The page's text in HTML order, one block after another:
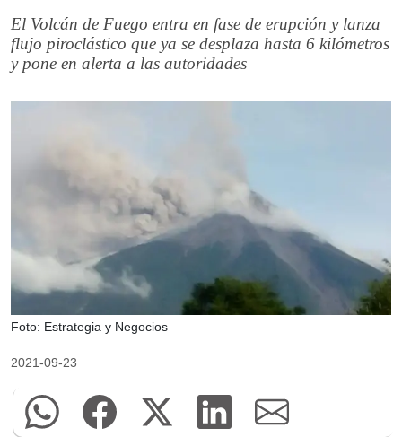
El Volcán de Fuego entra en fase de erupción y lanza
flujo piroclástico que ya se desplaza hasta 6 kilómetros
y pone en alerta a las autoridades
Foto: Estrategia y Negocios
2021-09-23